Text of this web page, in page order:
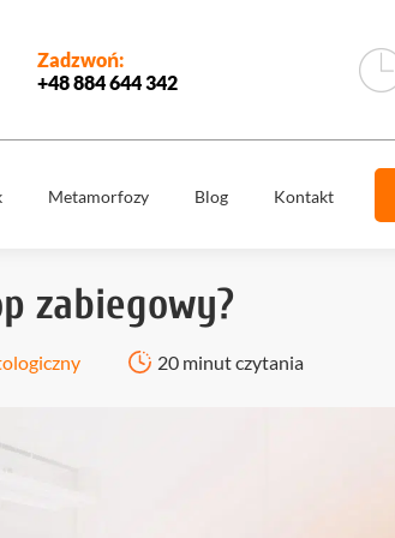
Zadzwoń:
+48 884 644 342
Implantologia
Implanty
Metamorfozy Blog Kontakt
zabiegowy?
20 minut czytania